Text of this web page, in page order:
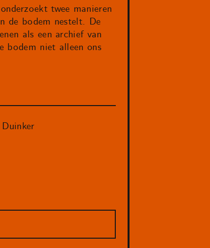
twee manieren
de bodem nestelt. De
als een archief van
bodem niet alleen ons